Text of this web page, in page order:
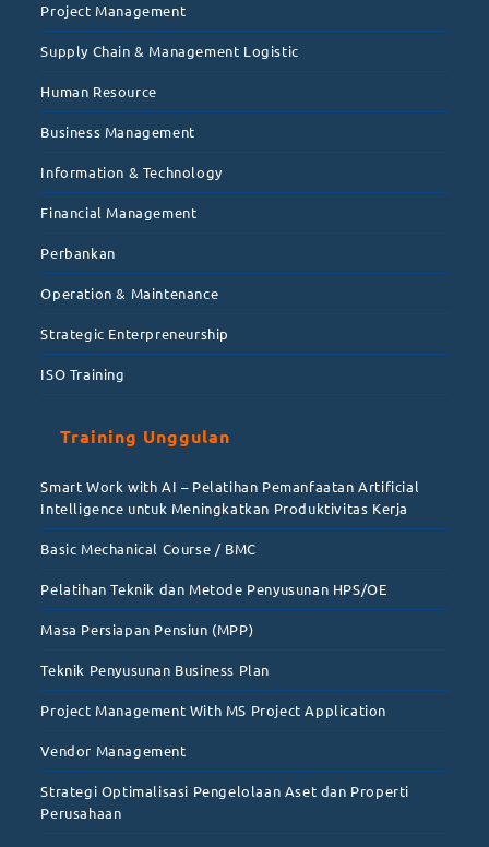
Project Management
Supply Chain & Management Logistic
Human Resource
Business Management
Information & Technology
Financial Management
Perbankan
Operation & Maintenance
Strategic Enterpreneurship
ISO Training
Training Unggulan
Smart Work with AI – Pelatihan Pemanfaatan Artificial
Intelligence untuk Meningkatkan Produktivitas Kerja
Basic Mechanical Course / BMC
Pelatihan Teknik dan Metode Penyusunan HPS/OE
Masa Persiapan Pensiun (MPP)
Teknik Penyusunan Business Plan
Project Management With MS Project Application
Vendor Management
Strategi Optimalisasi Pengelolaan Aset dan Properti
Perusahaan